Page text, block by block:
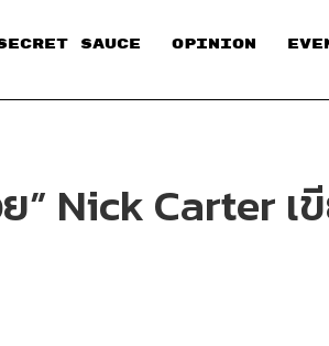
SAUCE​ OPINION
Nick Carter เ